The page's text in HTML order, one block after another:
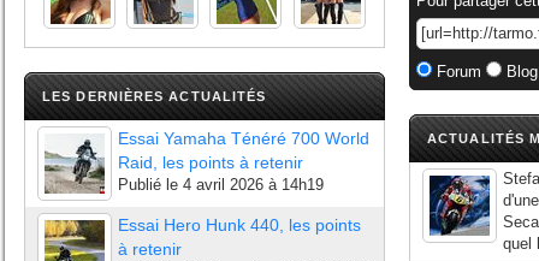
LES DERNIÈRES ACTUALITÉS
Essai Yamaha Ténéré 700 World
Raid, les points à retenir
Publié le 4 avril 2026 à 14h19
Essai Hero Hunk 440, les points
à retenir
Forum
ACTUALITÉS
quel